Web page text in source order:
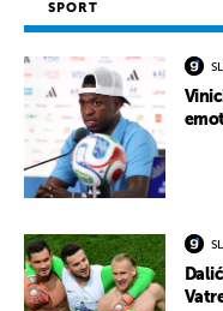
SPORT